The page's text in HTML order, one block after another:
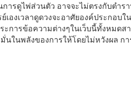
รดูไพ่ส่วนตัว อาจจะไม่ตรงกับตำรา
องเวลาดูดวงจะอาศัยองค์ประกอบ
ะการข้อความต่างๆในเว็บนี้ทั้งหมดส
นในพลังของการให้โดยไม่หวังผล ก